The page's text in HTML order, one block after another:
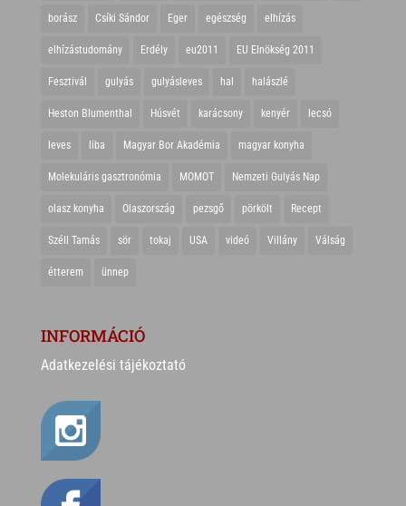
borász Csíki Sándor Eger egészség elhízás
elhízástudomány Erdély eu2011 EU Elnökség 2011
Fesztivál gulyás gulyásleves hal halászlé
Heston Blumenthal Húsvét karácsony kenyér lecsó
leves liba Magyar Bor Akadémia magyar konyha
Molekuláris gasztronómia MOMOT Nemzeti Gulyás Nap
olasz konyha Olaszország pezsgő pörkölt Recept
Széll Tamás sör tokaj USA videó Villány Válság
étterem ünnep
INFORMÁCIÓ
Adatkezelési tájékoztató